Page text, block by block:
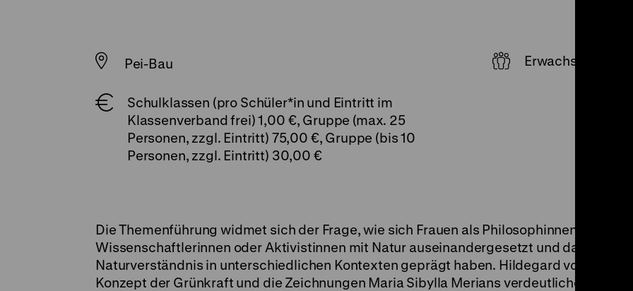
Pei-Bau Erwachsene,
Schulklassen (pro Schüler*in und Eintritt im
Klassenverband frei)1,00 €, Gruppe (max. 25
Personen, zzgl. Eintritt) 75,00 €, Gruppe (bis 10
Personen, zzgl. Eintritt) 30,00 €
Die Themenführung widmet sich der Frage, wie sich Frauen als Philosophinnen,
Wissenschaftlerinnen oder Aktivistinnen mit Natur auseinandergesetzt und das
Naturverständnis in unterschiedlichen Kontexten geprägt haben. Hildegard von Bingens
Konzept der Grünkraft und die Zeichnungen Maria Sibylla Merians verdeutlichen als